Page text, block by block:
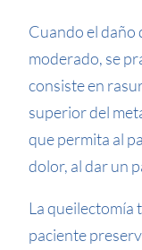
Cuando el daño
moderado, se
consiste en
superior del
que permita al
dolor, al dar un
La queilectomía
paciente